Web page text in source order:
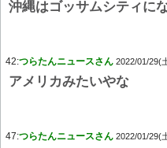
沖縄はゴッサムシティに
42:つらたんニュースさん 2022/01/29(
アメリカみたいやな
47:つらたんニュースさん 2022/01/29(